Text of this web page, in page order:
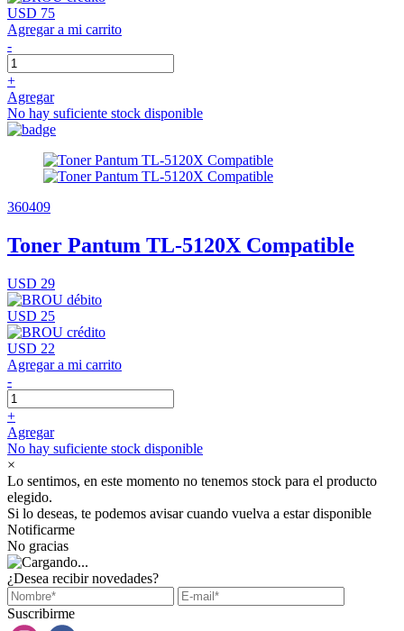
USD 75
Agregar a mi carrito
-
+
Agregar
No hay suficiente stock disponible
360409
Toner Pantum TL-5120X Compatible
USD 29
USD 25
USD 22
Agregar a mi carrito
-
+
Agregar
No hay suficiente stock disponible
×
Lo sentimos, en este momento no tenemos stock para el producto
elegido.
Si lo deseas, te podemos avisar cuando vuelva a estar disponible
Notificarme
No gracias
¿Desea recibir novedades?
Suscribirme